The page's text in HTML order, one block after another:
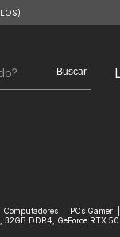
Buscar
Computadores PCs Gamer
32GB DDR4, GeForce RTX